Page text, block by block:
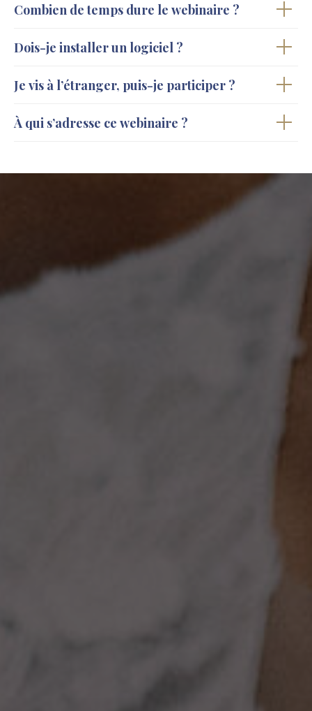
Combien de temps dure le webinaire ?
Dois-je installer un logiciel ?
Je vis à l’étranger, puis-je participer ?
À qui s’adresse ce webinaire ?